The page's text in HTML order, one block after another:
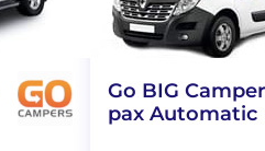
Go BIG
pax Automatic